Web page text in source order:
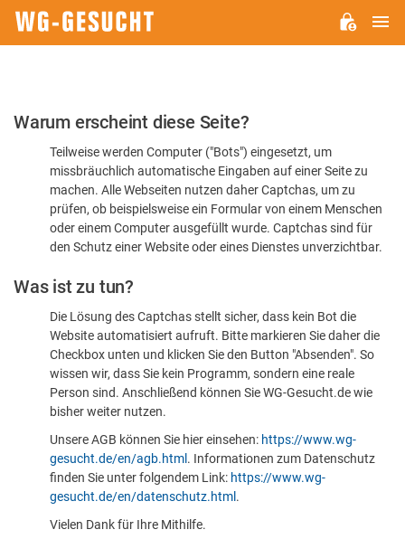
Bitte
dass
sind
Warum erscheint diese Seite?
Teilweise werden Computer ("Bots") eingesetzt, um
missbräuchlich automatische Eingaben auf einer Seite zu
machen. Alle Webseiten nutzen daher Captchas, um zu
prüfen, ob beispielsweise ein Formular von einem Menschen
oder einem Computer ausgefüllt wurde. Captchas sind für
den Schutz einer Website oder eines Dienstes unverzichtbar.
Was ist zu tun?
Die Lösung des Captchas stellt sicher, dass kein Bot die
Website automatisiert aufruft. Bitte markieren Sie daher die
Checkbox unten und klicken Sie den Button "Absenden". So
wissen wir, dass Sie kein Programm, sondern eine reale
Person sind. Anschließend können Sie WG-Gesucht.de wie
bisher weiter nutzen.
Unsere AGB können Sie hier einsehen: https://www.wg-
gesucht.de/en/agb.html . Informationen zum Datenschutz
finden Sie unter folgendem Link: https://www.wg-
gesucht.de/en/datenschutz.html .
Vielen Dank für Ihre Mithilfe.